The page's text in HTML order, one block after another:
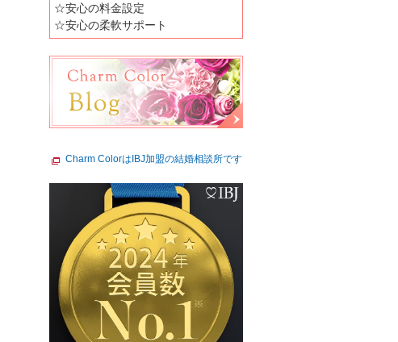
☆安心の料金設定
☆安心の柔軟サポート
Charm ColorはIBJ加盟の結婚相談所です